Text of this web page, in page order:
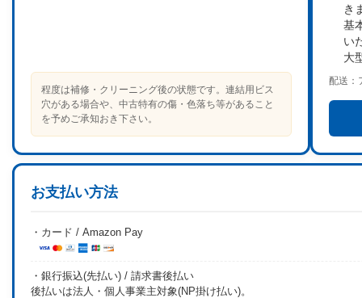
程度は補修・クリーニング後の状態です。連結用ビス
穴がある場合や、中古特有の傷・色落ち等があること
を予めご承知おき下さい。
き
基
い
大
配送：
お支払い方法
・カード / Amazon Pay
・銀行振込(先払い) / 請求書後払い
後払いは法人・個人事業主対象(NP掛け払い)。